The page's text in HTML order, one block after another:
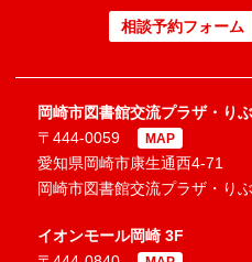
相談予約フォーム
岡崎市図書館交流プラザ・り
〒444-0059
MAP
愛知県岡崎市康生通西4-71
岡崎市図書館交流プラザ・り
イオンモール岡崎 3F